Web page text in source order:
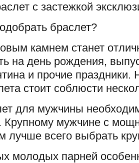
с застежкой
браслет?
камнем станет
на день рождения,
и прочие праздники.
стоит соблюсти
для мужчины
Крупному мужчине с
лучше всего выбрать
молодых парней